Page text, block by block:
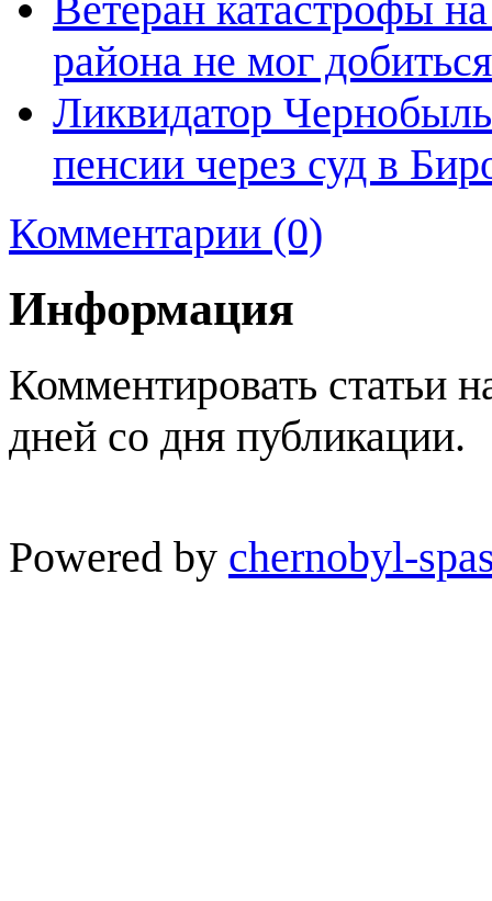
района не мог
Ликвидатор
пенсии через суд в
Комментарии (0)
Информация
Комментировать статьи
дней со дня публикации.
Powered by chernobyl-